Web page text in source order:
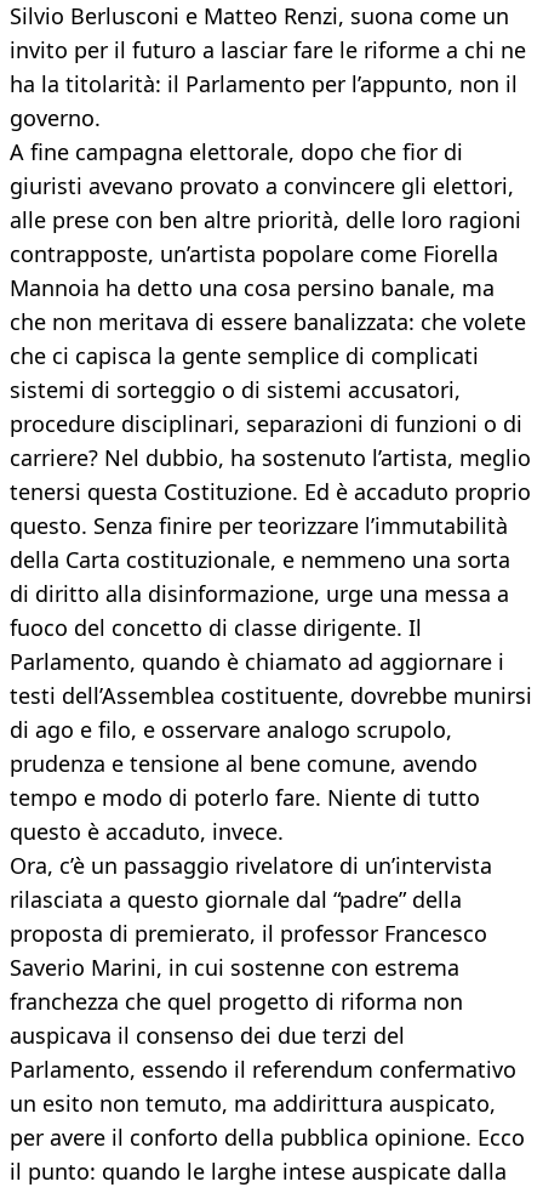
Silvio Berlusconi e Matteo Renzi, suona come un
invito per il futuro a lasciar fare le riforme a chi ne
ha la titolarità: il Parlamento per l’appunto, non il
governo.
A fine campagna elettorale, dopo che fior di
giuristi avevano provato a convincere gli elettori,
alle prese con ben altre priorità, delle loro ragioni
contrapposte, un’artista popolare come Fiorella
Mannoia ha detto una cosa persino banale, ma
che non meritava di essere banalizzata: che volete
che ci capisca la gente semplice di complicati
sistemi di sorteggio o di sistemi accusatori,
procedure disciplinari, separazioni di funzioni o di
carriere? Nel dubbio, ha sostenuto l’artista, meglio
tenersi questa Costituzione. Ed è accaduto proprio
questo. Senza finire per teorizzare l’immutabilità
della Carta costituzionale, e nemmeno una sorta
di diritto alla disinformazione, urge una messa a
fuoco del concetto di classe dirigente. Il
Parlamento, quando è chiamato ad aggiornare i
testi dell’Assemblea costituente, dovrebbe munirsi
di ago e filo, e osservare analogo scrupolo,
prudenza e tensione al bene comune, avendo
tempo e modo di poterlo fare. Niente di tutto
questo è accaduto, invece.
Ora, c’è un passaggio rivelatore di un’intervista
rilasciata a questo giornale dal “padre” della
proposta di premierato, il professor Francesco
Saverio Marini, in cui sostenne con estrema
franchezza che quel progetto di riforma non
auspicava il consenso dei due terzi del
Parlamento, essendo il referendum confermativo
un esito non temuto, ma addirittura auspicato,
per avere il conforto della pubblica opinione. Ecco
il punto: quando le larghe intese auspicate dalla